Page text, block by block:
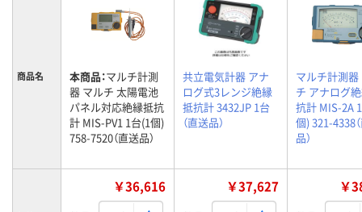
商品名 本商品：マルチ計測
器 マルチ 太陽電池
パネル対応絶縁抵抗
計 MIS-PV1 1台(1個)
758-7520（直送品）
共立電気計器 アナ
ログ式3レンジ絶縁
抵抗計 3432JP 1台
（直送品）
マルチ計測器
チ アナログ
抗計 MIS-2A
個) 321-4338
品）
￥36,616 ￥37,627 ￥